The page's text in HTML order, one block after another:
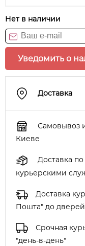
Нет в наличии
Уведомить о
Доставка
Самовывоз
Киеве
Доставка
курьерскими
Доставка
Пошта" до дверей
Срочная
"день-в-день"